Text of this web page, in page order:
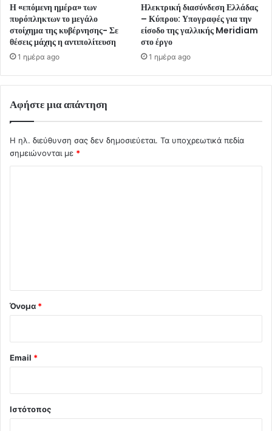
Η «επόμενη ημέρα» των
πυρόπληκτων το μεγάλο
στοίχημα της κυβέρνησης- Σε
θέσεις μάχης η αντιπολίτευση
1 ημέρα ago
Ηλεκτρική διασύνδεση Ελλάδας
– Κύπρου: Υπογραφές για την
είσοδο της γαλλικής Meridiam
στο έργο
1 ημέρα ago
Αφήστε μια απάντηση
Η ηλ. διεύθυνση σας δεν δημοσιεύεται. Τα υποχρεωτικά πεδία
σημειώνονται με *
Όνομα *
Email *
Ιστότοπος